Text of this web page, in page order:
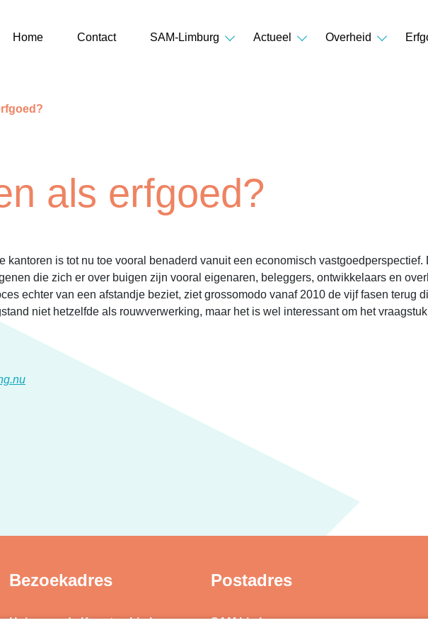
Home Contact SAM-Limburg Actueel Overheid
als erfgoed?
kantoren is tot nu toe vooral benaderd vanuit een economisch
die zich er over buigen zijn vooral eigenaren, beleggers, ontwikkelaars en
echter van een afstandje beziet, ziet grossomodo vanaf 2010 de vijf fasen terug
niet hetzelfde als rouwverwerking, maar het is wel interessant om het
Bezoekadres
Huis voor de Kunsten Limburg
Postadres
SAM Limburg